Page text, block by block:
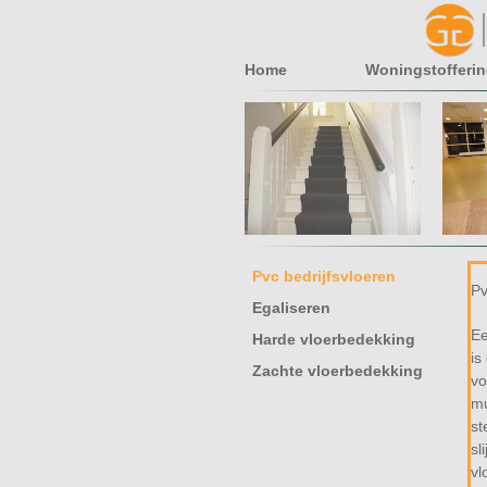
Home
Pvc bedrijfsvloeren
Egaliseren
Harde vloerbedekking
Zachte vloerbedekking
is